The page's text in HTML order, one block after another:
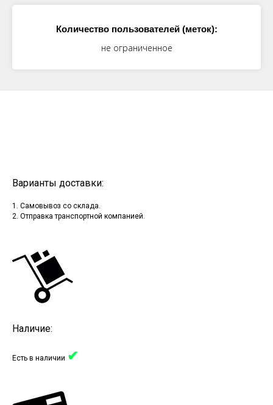
Количество пользователей (меток):
не ограниченное
Варианты доставки:
1. Самовывоз со склада.
2. Отправка транспортной компанией.
Наличие:
Есть в наличии ✔